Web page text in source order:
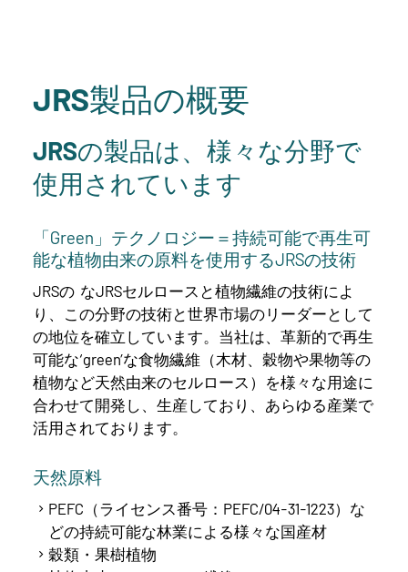
JRS製品の概要
JRSの製品は、様々な分野で
使用されています
「Green」テクノロジー＝持続可能で再生可
能な植物由来の原料を使用するJRSの技術
JRSの なJRSセルロースと植物繊維の技術によ
り、この分野の技術と世界市場のリーダーとして
の地位を確立しています。当社は、革新的で再生
可能な‘green’な食物繊維（木材、穀物や果物等の
植物など天然由来のセルロース）を様々な用途に
合わせて開発し、生産しており、あらゆる産業で
活用されております。
天然原料
PEFC（ライセンス番号：PEFC/04-31-1223）な
どの持続可能な林業による様々な国産材
穀類・果樹植物